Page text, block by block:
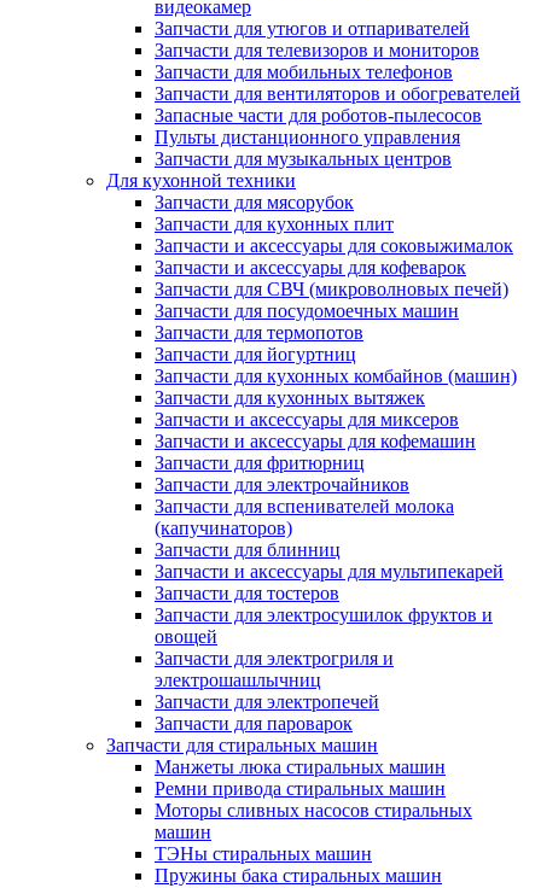
видеокамер
Запчасти для утюгов и отпаривателей
Запчасти для телевизоров и мониторов
Запчасти для мобильных телефонов
Запчасти для вентиляторов и обогревателей
Запасные части для роботов-пылесосов
Пульты дистанционного управления
Запчасти для музыкальных центров
Для кухонной техники
Запчасти для мясорубок
Запчасти для кухонных плит
Запчасти и аксессуары для соковыжималок
Запчасти и аксессуары для кофеварок
Запчасти для СВЧ (микроволновых печей)
Запчасти для посудомоечных машин
Запчасти для термопотов
Запчасти для йогуртниц
Запчасти для кухонных комбайнов (машин)
Запчасти для кухонных вытяжек
Запчасти и аксессуары для миксеров
Запчасти и аксессуары для кофемашин
Запчасти для фритюрниц
Запчасти для электрочайников
Запчасти для вспенивателей молока
(капучинаторов)
Запчасти для блинниц
Запчасти и аксессуары для мультипекарей
Запчасти для тостеров
Запчасти для электросушилок фруктов и
овощей
Запчасти для электрогриля и
электрошашлычниц
Запчасти для электропечей
Запчасти для пароварок
Запчасти для стиральных машин
Манжеты люка стиральных машин
Ремни привода стиральных машин
Моторы сливных насосов стиральных
машин
ТЭНы стиральных машин
Пружины бака стиральных машин